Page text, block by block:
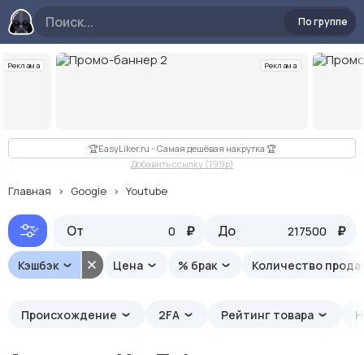
По группе
Реклама Реклама
Слайд 2 из 11
🏆EasyLiker.ru - Самая дешёвая накрутка 🏆
Добавить ссылку (199p)
Главная Google Youtube
% кэшбэка ⬇️
От ₽ До ₽
Цена % брак Количество
Кэшбэк
Происхождение 2FA Рейтинг товара